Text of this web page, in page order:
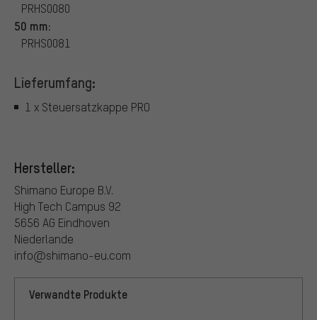
PRHS0080
50 mm:
PRHS0081
Lieferumfang:
1 x Steuersatzkappe PRO
Hersteller:
Shimano Europe B.V.
High Tech Campus 92
5656 AG Eindhoven
Niederlande
info@shimano-eu.com
Verwandte Produkte